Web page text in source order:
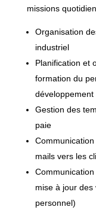
missions
Organisation
industriel
Planification et
formation du
Gestion des
paie
mails vers les
mise à jour des
personnel)